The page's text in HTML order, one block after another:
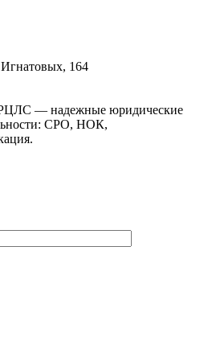
164
— надежные юридические
СРО, НОК,